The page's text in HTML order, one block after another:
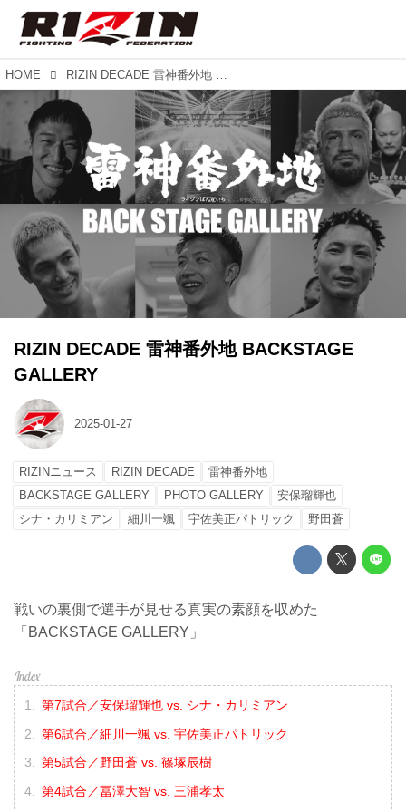
HOME RIZIN DECADE 雷神番外地 BACKSTAGE GALLERY
RIZIN DECADE 雷神番外地 BACKSTAGE
GALLERY
2025-01-27
RIZINニュース RIZIN DECADE
雷神番外地
BACKSTAGE GALLERY
PHOTO GALLERY
安保瑠輝也
シナ・カリミアン
細川一颯 宇佐美正パトリック 野田蒼
戦いの裏側で選手が見せる真実の素顔を収めた
「BACKSTAGE GALLERY」
第7試合／安保瑠輝也 vs. シナ・カリミアン
第6試合／細川一颯 vs. 宇佐美正パトリック
第5試合／野田蒼 vs. 篠塚辰樹
第4試合／冨澤大智 vs. 三浦孝太